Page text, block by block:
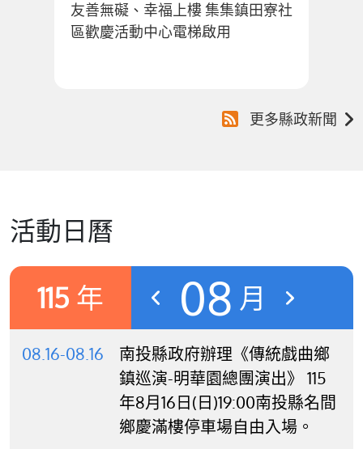
友善無礙、幸福上樓 集集鎮田寮社
區歡慶活動中心電梯啟用
更多縣政新聞
活動日曆
115 年 08 月
08.16-08.16
南投縣政府辦理《傳統戲曲鄉
鎮巡演-明華園總團演出》 115
年8月16日(日)19:00南投縣名間
鄉慶滿樓停車場自由入場。